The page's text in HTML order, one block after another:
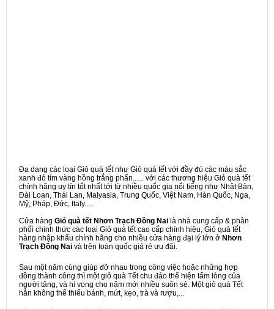
Đa dạng các loại Giỏ quà tết như Giỏ quà tết với đầy đủ các màu sắc
xanh đỏ tím vàng hồng trắng phấn...... với các thương hiệu Giỏ quà tết
chính hãng uy tín tốt nhất tới từ nhiều quốc gia nổi tiếng như Nhật Bản,
Đài Loan, Thái Lan, Malyasia, Trung Quốc, Việt Nam, Hàn Quốc, Nga,
Mỹ, Pháp, Đức, Italy.....
Cửa hàng Giỏ quà tết Nhơn Trạch Đồng Nai là nhà cung cấp & phân
phối chính thức các loại Giỏ quà tết cao cấp chính hiệu, Giỏ quà tết
hàng nhập khẩu chính hãng cho nhiều cửa hàng đại lý lớn ở Nhơn
Trạch Đồng Nai và trên toàn quốc giá rẻ ưu đãi.
Sau một năm cùng giúp đỡ nhau trong công việc hoặc những hợp
đồng thành công thì một giỏ quà Tết chu đáo thể hiện tấm lòng của
người tặng, và hi vọng cho năm mới nhiều suôn sẻ. Một giỏ quà Tết
hẳn không thể thiếu bánh, mứt, kẹo, trà và rượu,...